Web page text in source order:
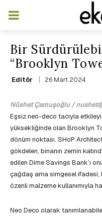
Bir
“Brooklyn
Editör 26 Mart 2024
Nüshet Çamuşoğlu /
Eşsiz neo-deco tacıyla
yüksekliğinde olan Brooklyn
dönüm noktası. SHoP
gökdelen, binanın zemin
edilen Dime Savings Bank’ı
çağdaş ama simgesel ifadesi,
özenli malzeme kullanımıyla
Neo Deco olarak